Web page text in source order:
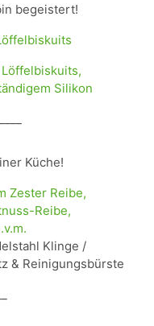
begeistert!
Silikon
Küche!
Zester Reibe,
Reibe,
Klinge /
& Reinigungsbürste